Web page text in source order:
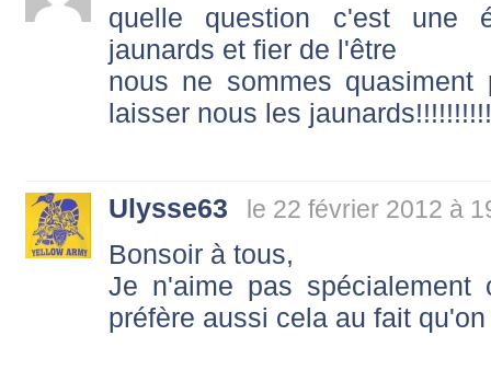
quelle question c'est une
jaunards et fier de l'être
nous ne sommes
laisser nous les
Ulysse63 le 22 février 2012 à
Bonsoir à tous,
Je n'aime pas
préfère aussi cela au fait